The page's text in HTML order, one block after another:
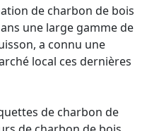
de charbon de bois
une large gamme de
a connu une
local ces dernières
de charbon de